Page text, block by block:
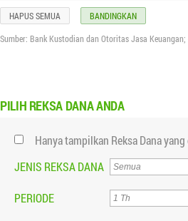
14.
FWD Asset IDX ESG
HAPUS SEMUA
BANDINGKAN
Sumber: Bank Kustodian dan Otoritas Jasa
PILIH REKSA DANA ANDA
Hanya tampilkan Reksa Dana
JENIS REKSA DANA
PERIODE